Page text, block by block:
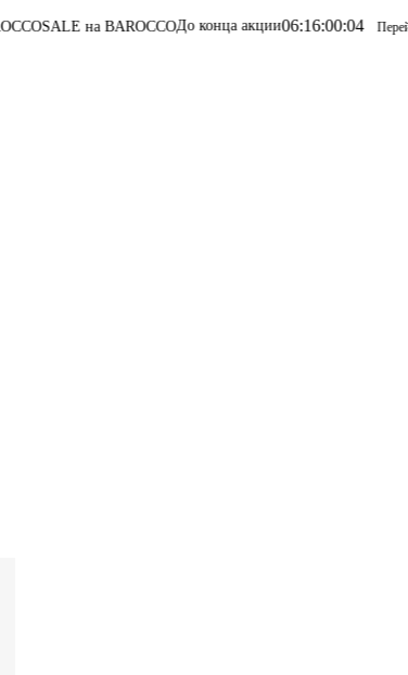
BAROCCOДо конца акции06:16:00:04 Перейти в каталог